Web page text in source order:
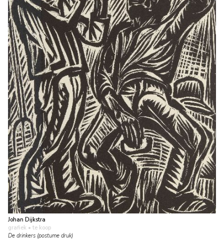
Johan Dijkstra
grafiek • te koop
De drinkers (postume druk)